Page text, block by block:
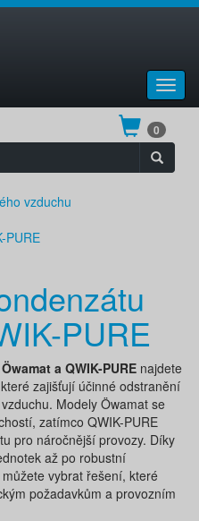
0
vzduchu
PURE
PURE
a QWIK-PURE najdete
zajišťují účinné odstranění
Modely Öwamat se
zatímco QWIK-PURE
pro náročnější provozy. Díky
až po robustní
vybrat řešení, které
požadavkům a provozním